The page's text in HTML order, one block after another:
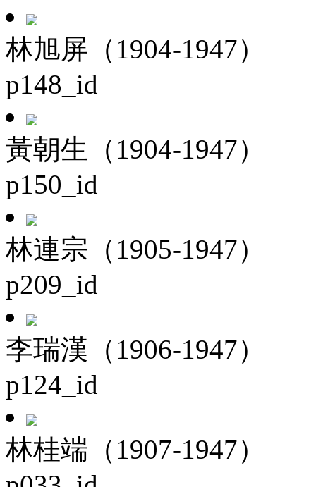
林旭屏（1904-1947）
p148_id
黃朝生（1904-1947）
p150_id
林連宗（1905-1947）
p209_id
李瑞漢（1906-1947）
p124_id
林桂端（1907-1947）